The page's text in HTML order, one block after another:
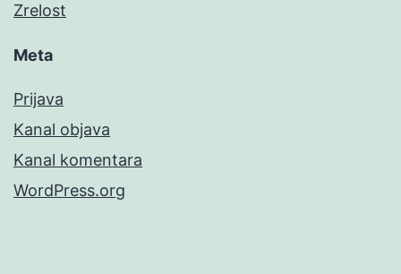
Zrelost
Meta
Prijava
Kanal objava
Kanal komentara
WordPress.org